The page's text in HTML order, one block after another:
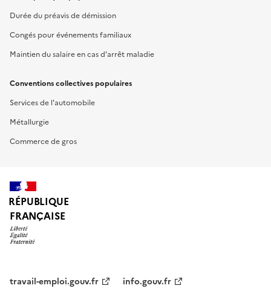
Durée du préavis de démission
Congés pour événements familiaux
Maintien du salaire en cas d'arrêt maladie
Conventions collectives populaires
Services de l'automobile
Métallurgie
Commerce de gros
RÉPUBLIQUE
FRANÇAISE
travail-emploi.gouv.fr
info.gouv.fr